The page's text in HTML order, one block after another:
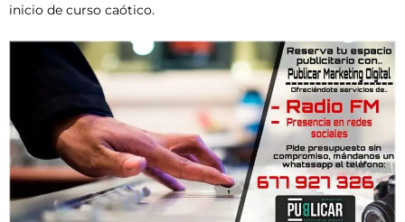
inicio de curso caótico.